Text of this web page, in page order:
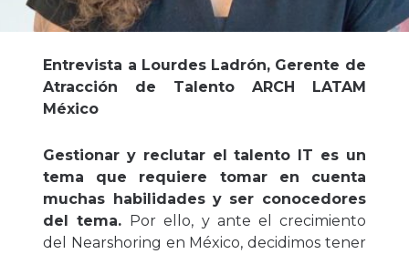
Entrevista a Lourdes Ladrón, Gerente de
Atracción de Talento ARCH LATAM
México
Gestionar y reclutar el talento IT es un
tema que requiere tomar en cuenta
muchas habilidades y ser conocedores
del tema. Por ello, y ante el crecimiento
del Nearshoring en México, decidimos tener